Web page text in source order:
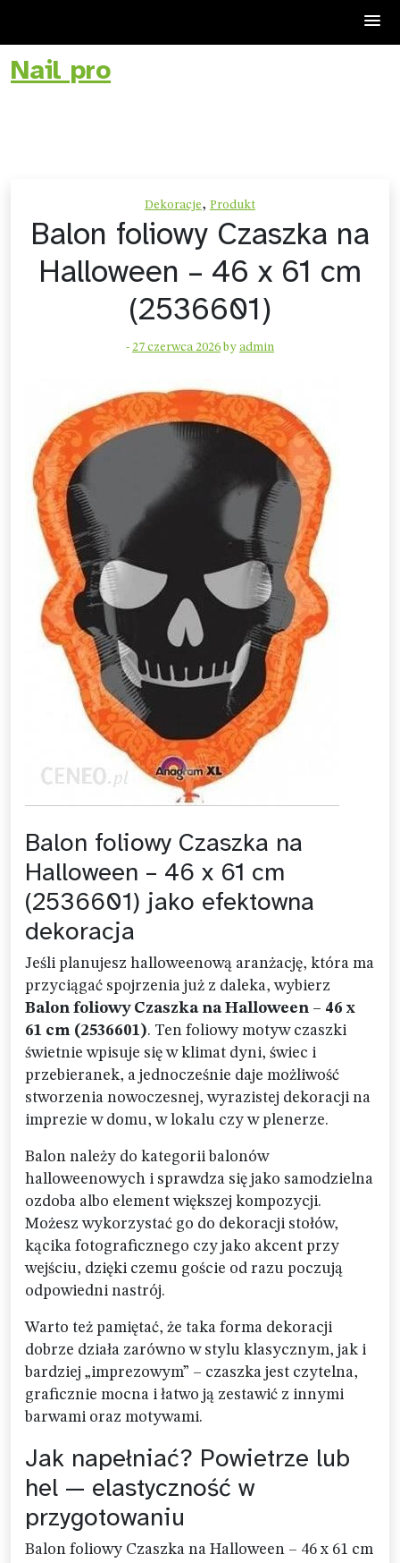
Skip
toNail pro
Dekoracje, Produkt
Balon foliowy Czaszka na
Halloween – 46 x 61 cm
(2536601)
- 27 czerwca 2026 by admin
Balon foliowy Czaszka na
Halloween – 46 x 61 cm
(2536601) jako efektowna
dekoracja
Jeśli planujesz halloweenową aranżację, która ma
przyciągać spojrzenia już z daleka, wybierz
Balon foliowy Czaszka na Halloween – 46 x
61 cm (2536601). Ten foliowy motyw czaszki
świetnie wpisuje się w klimat dyni, świec i
przebieranek, a jednocześnie daje możliwość
stworzenia nowoczesnej, wyrazistej dekoracji na
imprezie w domu, w lokalu czy w plenerze.
Balon należy do kategorii balonów
halloweenowych i sprawdza się jako samodzielna
ozdoba albo element większej kompozycji.
Możesz wykorzystać go do dekoracji stołów,
kącika fotograficznego czy jako akcent przy
wejściu, dzięki czemu goście od razu poczują
odpowiedni nastrój.
Warto też pamiętać, że taka forma dekoracji
dobrze działa zarówno w stylu klasycznym, jak i
bardziej „imprezowym” – czaszka jest czytelna,
graficznie mocna i łatwo ją zestawić z innymi
barwami oraz motywami.
Jak napełniać? Powietrze lub
hel — elastyczność w
przygotowaniu
Balon foliowy Czaszka na Halloween – 46 x 61 cm